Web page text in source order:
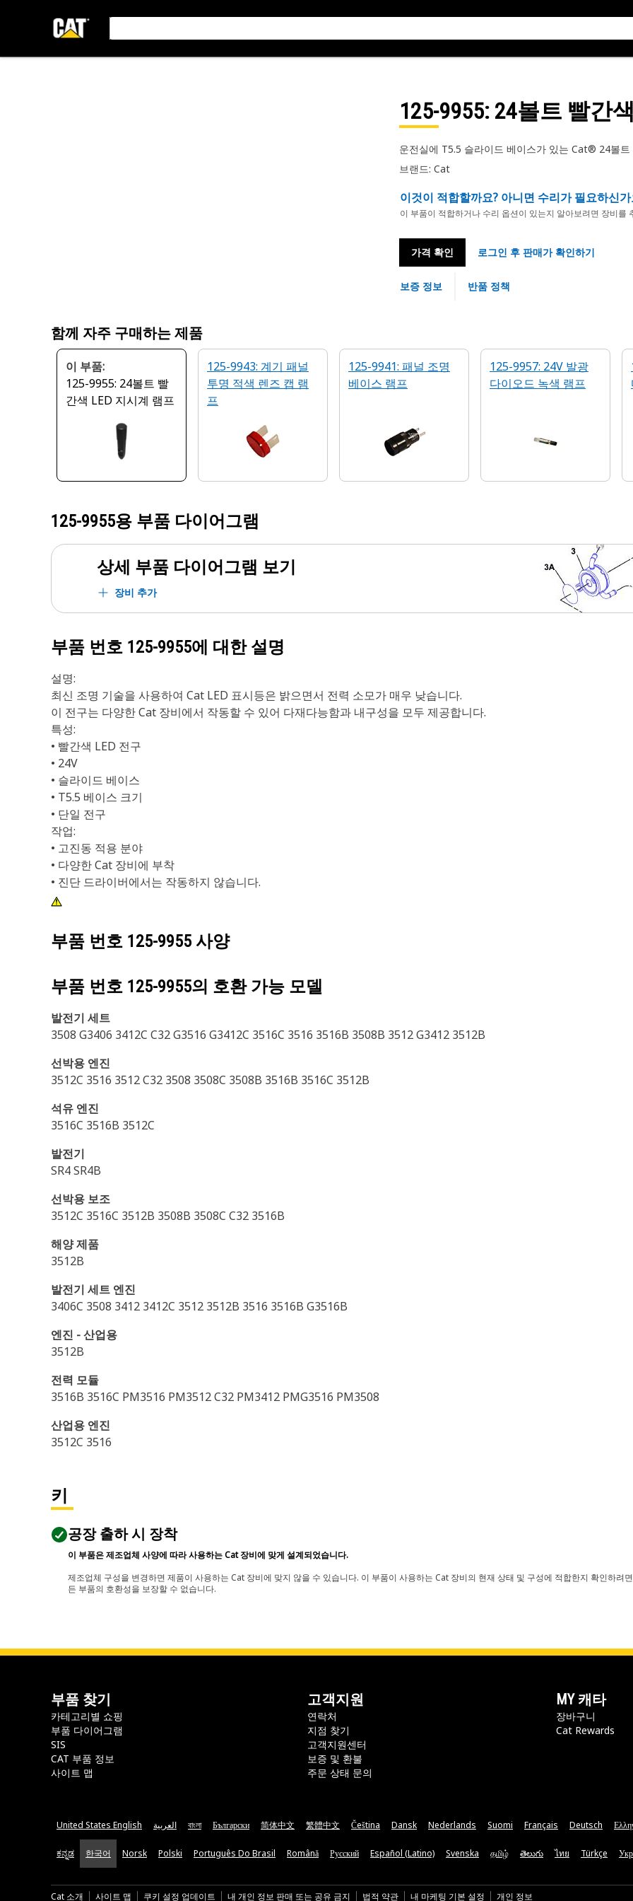
125-9955: 24볼트 빨간
운전실에 T5.5 슬라이드 베이스가 있는 Cat® 24볼
브랜드: Cat
이것이 적합할까요? 아니면 수리가 필요하신가
이 부품이 적합하거나 수리 옵션이 있는지 알아보려면 장비를
가격 확인 로그인 후 판매가 확인하기
보증 정보 반품 정책
함께 자주 구매하는 제품
이 부품:
125-9955: 24볼트 빨
간색 LED 지시계 램프
125-9943: 계기 패널
투명 적색 렌즈 캡 램
프
125-9941: 패널 조명
베이스 램프
125-9957: 24V 발광
다이오드 녹색 램프
125-9955용 부품 다이어그램
상세 부품 다이어그램 보기
장비 추가
부품 번호 125-9955에 대한 설명
설명:
최신 조명 기술을 사용하여 Cat LED 표시등은 밝으면서 전력 소모가 매우 낮습니다.
이 전구는 다양한 Cat 장비에서 작동할 수 있어 다재다능함과 내구성을 모두 제공합니다.
특성:
• 빨간색 LED 전구
• 24V
• 슬라이드 베이스
• T5.5 베이스 크기
• 단일 전구
작업:
• 고진동 적용 분야
• 다양한 Cat 장비에 부착
• 진단 드라이버에서는 작동하지 않습니다.
부품 번호 125-9955 사양
부품 번호 125-9955의 호환 가능 모델
발전기 세트
3508 G3406 3412C C32 G3516 G3412C 3516C 3516 3516B 3508B 3512 G3412 3512B
선박용 엔진
3512C 3516 3512 C32 3508 3508C 3508B 3516B 3516C 3512B
석유 엔진
3516C 3516B 3512C
발전기
SR4 SR4B
선박용 보조
3512C 3516C 3512B 3508B 3508C C32 3516B
해양 제품
3512B
발전기 세트 엔진
3406C 3508 3412 3412C 3512 3512B 3516 3516B G3516B
엔진 - 산업용
3512B
전력 모듈
3516B 3516C PM3516 PM3512 C32 PM3412 PMG3516 PM3508
산업용 엔진
3512C 3516
키
공장 출하 시 장착
이 부품은 제조업체 사양에 따라 사용하는 Cat 장비에 맞게 설계되었습니다.
제조업체 구성을 변경하면 제품이 사용하는 Cat 장비에 맞지 않을 수 있습니다. 이 부품이 사용하는 Cat 장비의 현재 상태 및 구성에 적합한지 확인하려
든 부품의 호환성을 보장할 수 없습니다.
부품 찾기
카테고리별 쇼핑
부품 다이어그램
SIS
CAT 부품 정보
사이트 맵
고객지원
연락처
지점 찾기
고객지원센터
보증 및 환불
주문 상태 문의
MY 캐타
장바구니
Cat Rewards
United States English العربية বাংলা Български 简体中文 繁體中文 Čeština Dansk Nederlands Suomi Français Deutsch
ಕನ್ನಡ 한국어 Norsk Polski Português Do Brasil Română Русский Español (Latino) Svenska தமிழ் తెలుగు ไทย Türkçe
Cat 소개 사이트 맵 쿠키 설정 업데이트 내 개인 정보 판매 또는 공유 금지 법적 약관 내 마케팅 기본 설정 개인 정보